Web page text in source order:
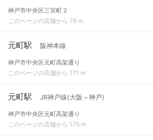
神戸市中央区三宮町２
このページの店舗から 76 m
元町駅 阪神本線
神戸市中央区元町高架通り
このページの店舗から 171 m
元町駅 JR神戸線(大阪～神戸)
神戸市中央区元町高架通り
このページの店舗から 175 m